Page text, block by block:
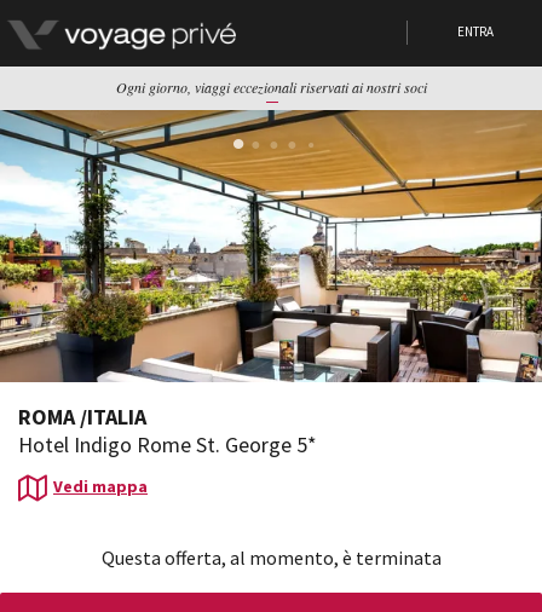
ENTRA
Ogni giorno, viaggi eccezionali riservati ai nostri soci
Questa offerta, al momento, è terminata
ROMA /ITALIA
Hotel Indigo Rome St. George 5*
Vedi mappa